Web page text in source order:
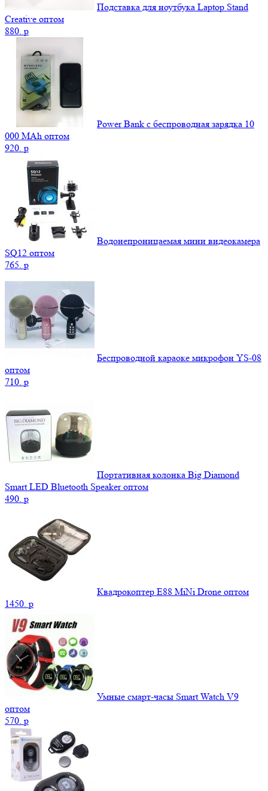
Подставка для ноутбука Laptop Stand
Creative оптом
880. p
Power Bank c беспроводная зарядка 10
000 MAh оптом
920. p
Водонепроницаемая мини видеокамера
SQ12 оптом
765. p
Беспроводной караоке микрофон YS-08
оптом
710. p
Портативная колонка Big Diamond
Smart LED Bluetooth Speaker оптом
490. p
Квадрокоптер E88 MiNi Drone оптом
1450. p
Умные смарт-часы Smart Watch V9
оптом
570. p